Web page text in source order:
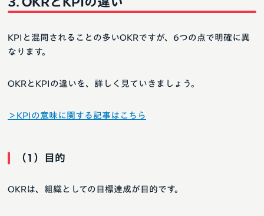
KPIと混同されることの多いOKRですが、6つの点で明確に異
なります。
OKRとKPIの違いを、詳しく見ていきましょう。
＞KPIの意味に関する記事はこちら
（1）目的
OKRは、組織としての目標達成が目的です。